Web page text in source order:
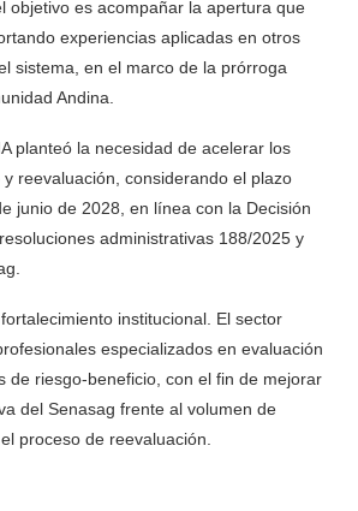
objetivo es acompañar la apertura que
experiencias aplicadas en otros
sistema, en el marco de la prórroga
Andina.
planteó la necesidad de acelerar los
reevaluación, considerando el plazo
junio de 2028, en línea con la Decisión
administrativas 188/2025 y
institucional. El sector
especializados en evaluación
de riesgo-beneficio, con el fin de mejorar
del Senasag frente al volumen de
proceso de reevaluación.